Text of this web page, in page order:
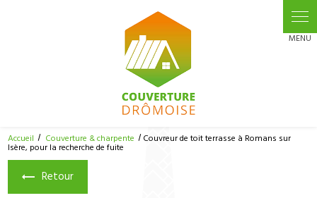
Accueil Couverture & charpente Couvreur de toit terrasse à Romans sur
Isère, pour la recherche de fuite
Retour